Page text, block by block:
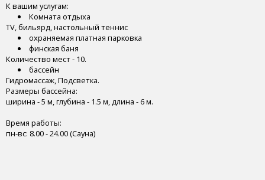
К вашим услугам:
Комната отдыха
TV, бильярд, настольный теннис
охраняемая платная парковка
финская баня
Количество мест - 10.
бассейн
Гидромассаж, Подсветка.
Размеры бассейна:
ширина - 5 м, глубина - 1.5 м, длина - 6 м.
Время работы:
пн-вс: 8.00 - 24.00 (Сауна)